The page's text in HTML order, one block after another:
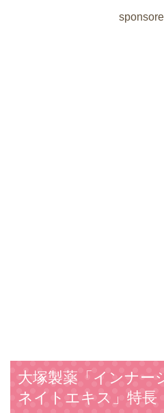
大塚製薬「インナー
ネイトエキス」特長